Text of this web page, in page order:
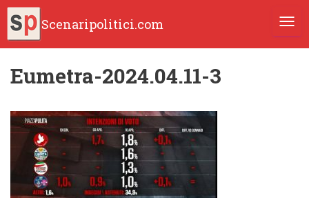
Scenaripolitici.com
Eumetra-2024.04.11-3